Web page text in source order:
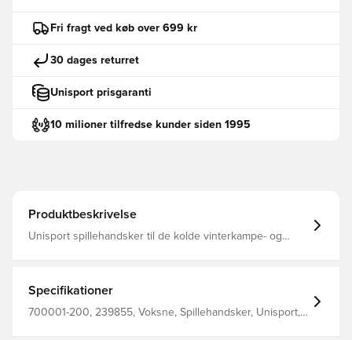
Fri fragt ved køb over 699 kr
30 dages returret
Unisport prisgaranti
10 milioner tilfredse kunder siden 1995
Produktbeskrivelse
Unisport spillehandsker til de kolde vinterkampe- og
gør at du sikkert og effektivt kan ses i mørket Designet
med stilfuldt Unisport-logo på ydersiden Fremstillet i 85%
polyester og 15% elastan.
Specifikationer
700001-200, 239855, Voksne, Spillehandsker, Unisport,